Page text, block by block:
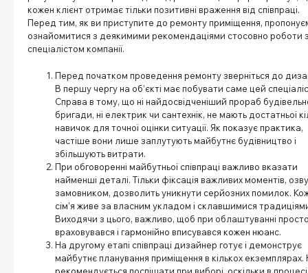
кожен клієнт отримає тільки позитивні враження від співпраці.
Перед тим, як ви приступите до ремонту приміщення,
ознайомитися з деякимими рекомендаціями стосовно роботи
спеціалістом компанії.
Перед початком проведення ремонту зверніться до
В першу чергу на об’єкті має побувати саме цей
Справа в тому, що ні найдосвідченіший прораб
бригади, ні електрик чи сантехнік, не мають достатньої
навичок для точної оцінки ситуації. Як показує практика,
частіше вони лише заплутують майбутнє будівництво і
збільшують витрати.
При обговоренні майбутньої співпраці важливо вказати
найменші деталі. Тільки фіксація важливих моментів,
замовником, дозволить уникнути серйозних помилок.
сім’я живе за власним укладом і склавшимися
Виходячи з цього, важливо, щоб при облаштуванні
враховувався і гармонійно вписувався кожен нюанс.
На другому етапі співпраці дизайнер готує і демонструє
майбутнє планування приміщення в кількох екземплярах.
рекомендується поспішати при виборі, оскільки в процесі